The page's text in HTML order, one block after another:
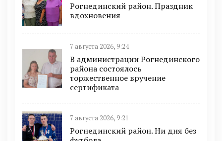
Рогнединский район. Праздник
вдохновения
7 августа 2026, 9:24
В администрации Рогнединского
района состоялось
торжественное вручение
сертификата
7 августа 2026, 9:21
Рогнединский район. Ни дня без